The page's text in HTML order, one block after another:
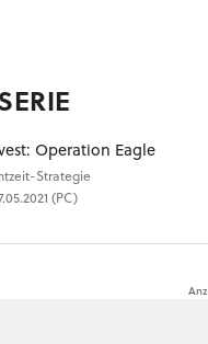
Operation Eagle
Strategie
(PC)